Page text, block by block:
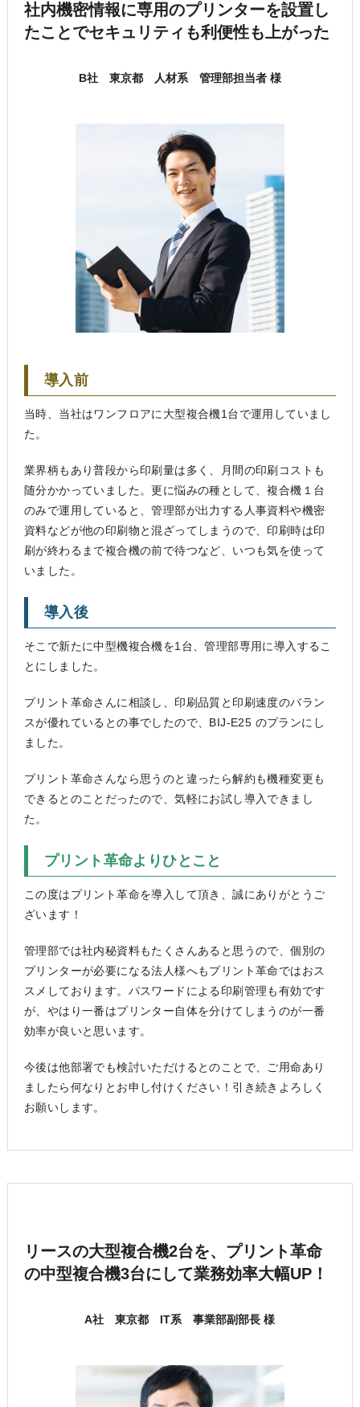
社内機密情報に専用のプリンターを設置し
たことでセキュリティも利便性も上がった
B社 東京都 人材系 管理部担当者 様
導入前
当時、当社はワンフロアに大型複合機1台で運用していまし
た。
業界柄もあり普段から印刷量は多く、月間の印刷コストも
随分かかっていました。更に悩みの種として、複合機１台
のみで運用していると、管理部が出力する人事資料や機密
資料などが他の印刷物と混ざってしまうので、印刷時は印
刷が終わるまで複合機の前で待つなど、いつも気を使って
いました。
導入後
そこで新たに中型機複合機を1台、管理部専用に導入するこ
とにしました。
プリント革命さんに相談し、印刷品質と印刷速度のバラン
スが優れているとの事でしたので、BIJ-E25 のプランにし
ました。
プリント革命さんなら思うのと違ったら解約も機種変更も
できるとのことだったので、気軽にお試し導入できまし
た。
プリント革命よりひとこと
この度はプリント革命を導入して頂き、誠にありがとうご
ざいます！
管理部では社内秘資料もたくさんあると思うので、個別の
プリンターが必要になる法人様へもプリント革命ではおス
スメしております。パスワードによる印刷管理も有効です
が、やはり一番はプリンター自体を分けてしまうのが一番
効率が良いと思います。
今後は他部署でも検討いただけるとのことで、ご用命あり
ましたら何なりとお申し付けください！引き続きよろしく
お願いします。
リースの大型複合機2台を、 プリント革命
の中型複合機3台にして業務効率大幅UP！
A社 東京都 IT系 事業部副部長 様